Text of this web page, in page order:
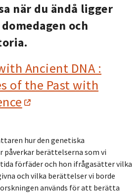
när du ändå ligger
och
Ancient DNA :
of the Past with
hur den genetiska
påverkar berättelserna som vi
förfäder och hon ifrågasätter vilka
och vilka berättelser vi borde
används för att berätta